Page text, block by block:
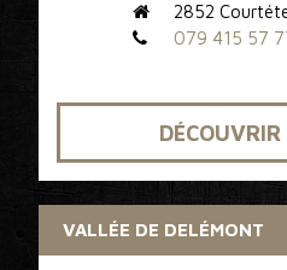
2852
079 415 57
DÉCOUVRIR
VALLÉE DE DELÉMONT